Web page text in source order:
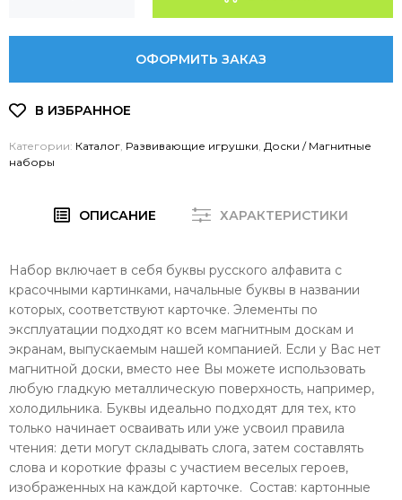
ОФОРМИТЬ ЗАКАЗ
Категории: Каталог Развивающие игрушки Доски / Магнитные
наборы
ОПИСАНИЕ ХАРАКТЕРИСТИКИ
Набор включает в себя буквы русского алфавита с
красочными картинками, начальные буквы в названии
которых, соответствуют карточке. Элементы по
эксплуатации подходят ко всем магнитным доскам и
экранам, выпускаемым нашей компанией. Если у Вас нет
магнитной доски, вместо нее Вы можете использовать
любую гладкую металлическую поверхность, например,
холодильника. Буквы идеально подходят для тех, кто
только начинает осваивать или уже усвоил правила
чтения: дети могут складывать слога, затем составлять
слова и короткие фразы с участием веселых героев,
изображенных на каждой карточке. Состав: картонные